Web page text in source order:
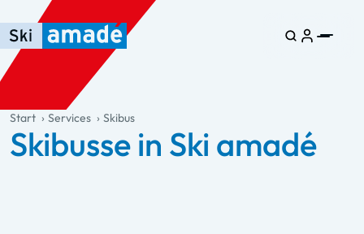
Zum Haupt-Inhalt springen
Springe zur Tabelle
Zur Haupt-Navigation springen
general.table-of-content
Start Services Skibus
Skibusse in Ski amadé